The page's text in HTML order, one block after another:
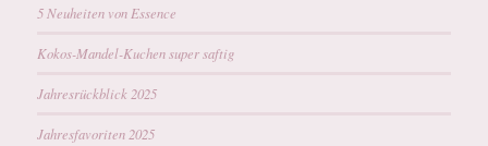
5 Neuheiten von Essence
Kokos-Mandel-Kuchen super saftig
Jahresrückblick 2025
Jahresfavoriten 2025